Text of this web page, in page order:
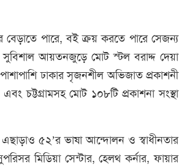
বেড়াতে পারে, বই ক্রয় করতে পারে সেজন্য
সুবিশাল আয়তনজুড়ে মোট স্টল বরাদ্দ দেয়া
ঢাকার সৃজনশীল অভিজাত প্রকাশনী
চট্টগ্রামসহ মোট ১০৮টি প্রকাশনা সংস্থা
৫২’র ভাষা আন্দোলন ও স্বাধীনতার
মিডিয়া সেন্টার, হেলথ কর্নার, ফায়ার